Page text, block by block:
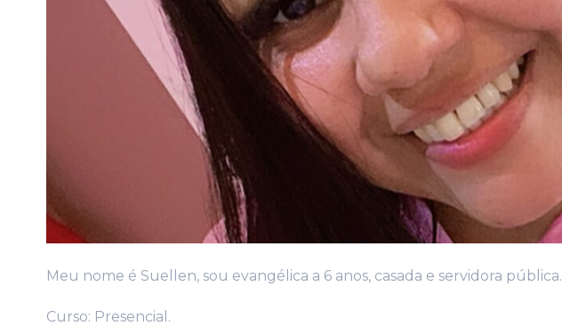
Meu nome é Suellen, sou evangélica a 6 anos, casada e servidora pública.
Curso: Presencial.